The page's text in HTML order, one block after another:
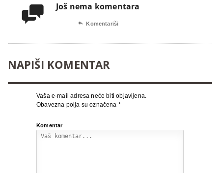
 Još nema komentara
 Komentariši
NAPIŠI KOMENTAR
Vaša e-mail adresa neće biti objavljena.
Obavezna polja su označena *
Komentar